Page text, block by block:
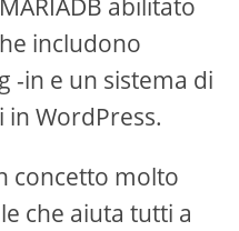
abilitato
includono
-in e un sistema di
WordPress.
concetto molto
che aiuta tutti a